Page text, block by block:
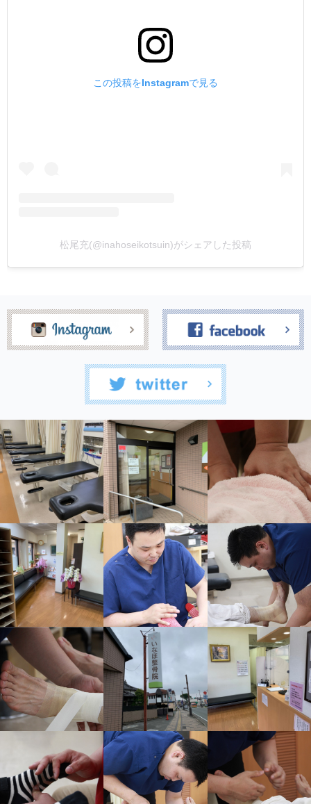
この投稿をInstagramで見る
松尾充(@inahoseikotsuin)がシェアした投稿